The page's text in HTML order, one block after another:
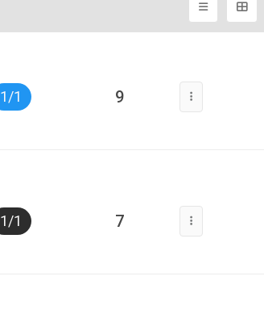
1/1 9
1/1 7